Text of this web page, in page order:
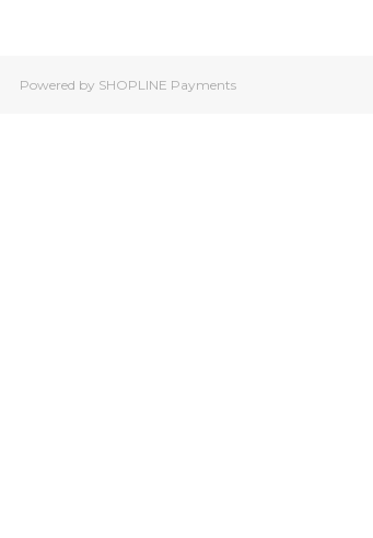
Powered by SHOPLINE Payments